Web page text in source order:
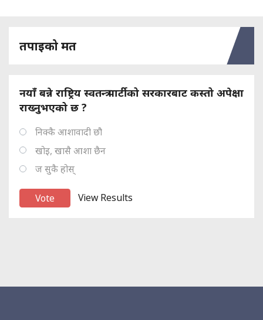
तपाइको मत
नयाँ बन्ने राष्ट्रिय स्वतन्त्र पार्टीको सरकारबाट कस्तो अपेक्षा
राख्नुभएको छ ?
निक्कै आशावादी छौ
खोइ, खासै आशा छैन
ज सुकै होस्
View Results